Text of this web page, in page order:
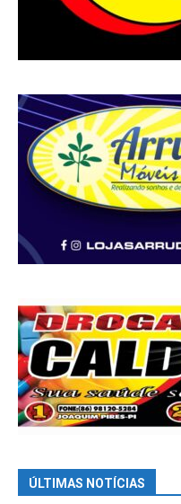
ÚLTIMAS NOTÍCIAS